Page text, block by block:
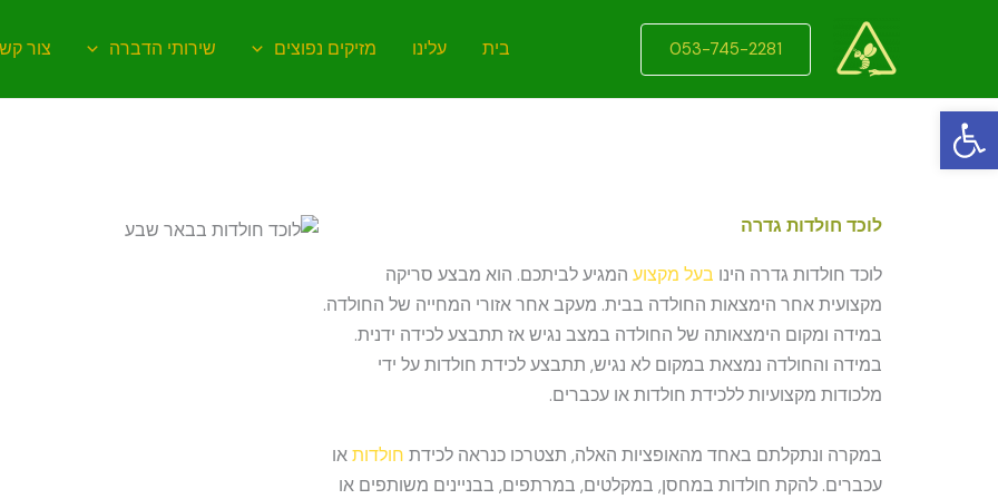
פתח סרגל נגישות
053-745-2281 בית עלינו מזיקים נפוצים שירותי הדברה צור
לוכד חולדות גדרה
לוכד חולדות גדרה הינו בעל מקצוע המגיע לביתכם. הוא מבצע סריקה
מקצועית אחר הימצאות החולדה בבית. מעקב אחר אזורי המחייה של החולדה.
במידה ומקום הימצאותה של החולדה במצב נגיש אז תתבצע לכידה ידנית.
במידה והחולדה נמצאת במקום לא נגיש, תתבצע לכידת חולדות על ידי
מלכודות מקצועיות ללכידת חולדות או עכברים.
במקרה ונתקלתם באחד מהאופציות האלה, תצטרכו כנראה לכידת חולדותאו
עכברים. להקת חולדות במחסן, במקלטים, במרתפים, בבניינים משותפים או